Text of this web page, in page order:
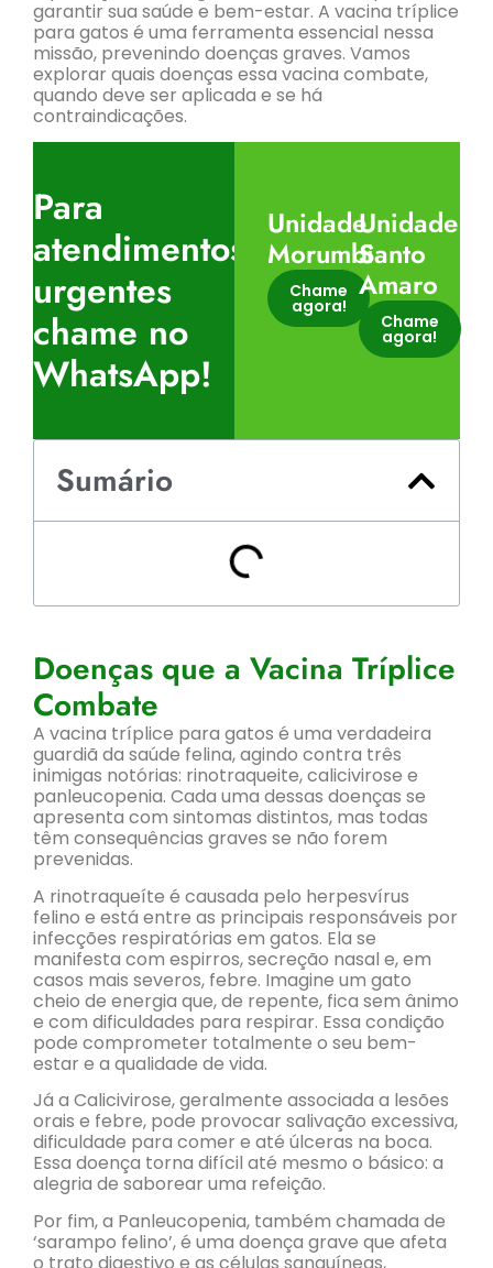
garantir sua saúde e bem-estar. A vacina tríplice
para gatos é uma ferramenta essencial nessa
missão, prevenindo doenças graves. Vamos
explorar quais doenças essa vacina combate,
quando deve ser aplicada e se há
contraindicações.
Para
atendimentos
urgentes
chame no
WhatsApp!
Unidade
Morumbi
Chame
agora!
Unidade
Santo
Amaro
Chame
agora!
Sumário
Doenças que a Vacina Tríplice
Combate
A vacina tríplice para gatos é uma verdadeira
guardiã da saúde felina, agindo contra três
inimigas notórias: rinotraqueite, calicivirose e
panleucopenia. Cada uma dessas doenças se
apresenta com sintomas distintos, mas todas
têm consequências graves se não forem
prevenidas.
A rinotraqueíte é causada pelo herpesvírus
felino e está entre as principais responsáveis por
infecções respiratórias em gatos. Ela se
manifesta com espirros, secreção nasal e, em
casos mais severos, febre. Imagine um gato
cheio de energia que, de repente, fica sem ânimo
e com dificuldades para respirar. Essa condição
pode comprometer totalmente o seu bem-
estar e a qualidade de vida.
Já a Calicivirose, geralmente associada a lesões
orais e febre, pode provocar salivação excessiva,
dificuldade para comer e até úlceras na boca.
Essa doença torna difícil até mesmo o básico: a
alegria de saborear uma refeição.
Por fim, a Panleucopenia, também chamada de
‘sarampo felino’, é uma doença grave que afeta
o trato digestivo e as células sanguíneas,